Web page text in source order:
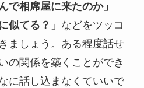
で相席屋に来たのか」
似てる？」 などをツッコ
ましょう。ある程度話せ
の関係を築くことができ
に話し込まなくていいで